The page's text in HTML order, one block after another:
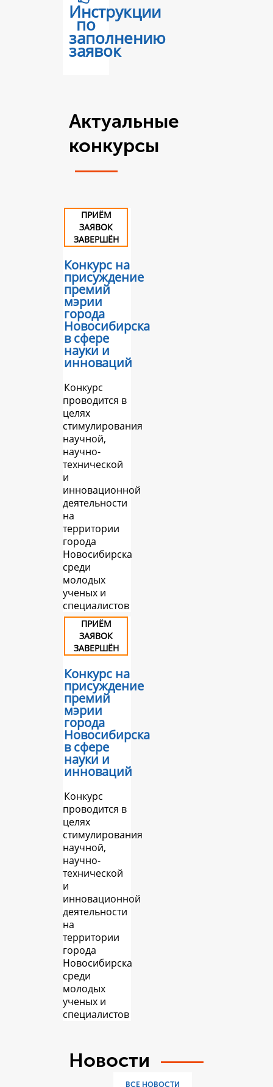
Инструкции
по
заполнению
заявок
Актуальные
конкурсы
ПРИЁМ
ЗАЯВОК
ЗАВЕРШЁН
Конкурс на
присуждение
премий
мэрии
города
Новосибирска
в сфере
науки и
инноваций
Конкурс
проводится в
целях
стимулирования
научной,
научно-
технической
и
инновационной
деятельности
на
территории
города
Новосибирска
среди
молодых
ученых и
специалистов
ПРИЁМ
ЗАЯВОК
ЗАВЕРШЁН
Конкурс на
присуждение
премий
мэрии
города
Новосибирска
в сфере
науки и
инноваций
Конкурс
проводится в
целях
стимулирования
научной,
научно-
технической
и
инновационной
деятельности
на
территории
города
Новосибирска
среди
молодых
ученых и
специалистов
Новости
ВСЕ НОВОСТИ